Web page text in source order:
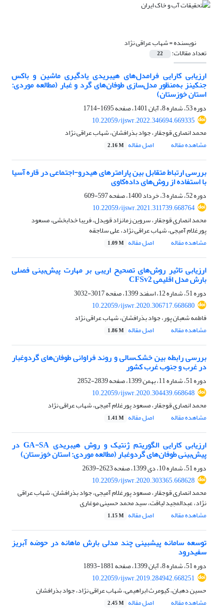
نویسنده =شهاب عراقی نژاد
تعداد مقالات: 22
ارزیابی کارایی فرامدل‌های هیبریدی یادگیری ماشین و باکس
جنکینز به‌منظور مدل‌سازی طوفان‌های گرد و غبار (مطالعه موردی:
استان خوزستان)
دوره 53، شماره 8، آبان 1401، صفحه
1695-1714
10.22059/ijswr.2022.346694.669335
محمد انصاری قوجقار، جواد بذرافشان، شهاب عراقی نژاد
مشاهده مقاله
اصل مقاله 2.16 M
بررسی ارتباط متقابل بین پارامتر‏های هیدرو-اجتماعی در قاره آسیا
با استفاده از روش‌های داده‌کاوی
دوره 52، شماره 3، خرداد 1400، صفحه
597-609
10.22059/ijswr.2021.311739.668764
محمد انصاری قوجقار، سروین زمانزاد قویدل، فریبا خدابخشی، مسعود
پورغلام آمیجی، شهاب عراقی نژاد، علی سلاجقه
مشاهده مقاله
اصل مقاله 1.09 M
ارزیابی تاثیر روش‌های تصحیح اریبی بر مهارت پیش‌بینی فصلی
بارش مدل اقلیمی CFSv2
دوره 51، شماره 12، اسفند 1399، صفحه
3017-3032
10.22059/ijswr.2020.306717.668680
فاطمه شعبان پور، جواد بذرافشان، شهاب عراقی نژاد
مشاهده مقاله
اصل مقاله 1.86 M
بررسی رابطه بین خشک‌سالی و روند فراوانی طوفان‌های گردوغبار
در غرب و جنوب غرب کشور
دوره 51، شماره 11، بهمن 1399، صفحه
2839-2852
10.22059/ijswr.2020.304439.668648
محمد انصاری قوجقار، مسعود پورغلام آمیجی، شهاب عراقی نژاد
مشاهده مقاله
اصل مقاله 1.41 M
ارزیابی کارایی الگوریتم ژنتیک و روش هیبریدی GA-SA در
پیش‌بینی طوفان‌های گردوغبار (مطالعه موردی: استان خوزستان)
دوره 51، شماره 10، دی 1399، صفحه
2623-2639
10.22059/ijswr.2020.303365.668628
محمد انصاری قوجقار، مسعود پورغلام آمیجی، جواد بذرافشان، شهاب عراقی
نژاد، عبدالمجید لیاقت، سید محمد حسینی موغاری
مشاهده مقاله
اصل مقاله 1.15 M
توسعه سامانه پیش‎بینی چند مدلی بارش ماهانه در حوضه آبریز
سفیدرود
دوره 51، شماره 8، آبان 1399، صفحه
1881-1893
10.22059/ijswr.2019.284942.668251
حسین دهبان، کیومرث ابراهیمی، شهاب عراقی نژاد، جواد بذرافشان
مشاهده مقاله
اصل مقاله 2.45 M